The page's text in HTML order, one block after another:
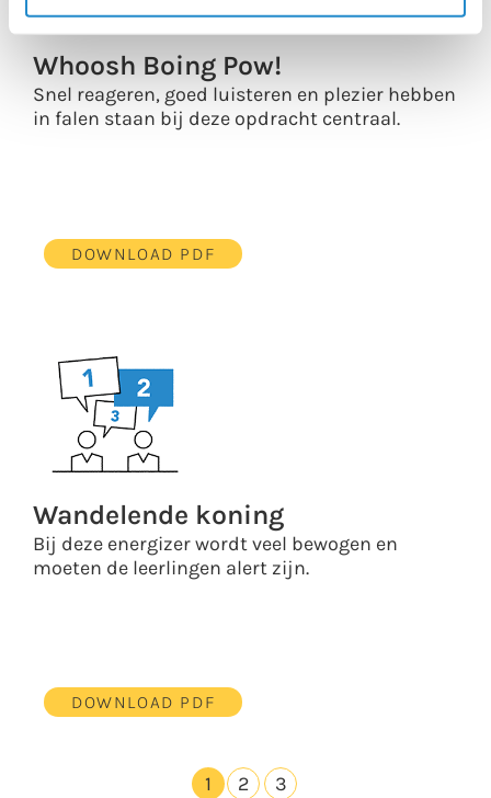
Whoosh Boing Pow!
Snel reageren, goed luisteren en plezier hebben
in falen staan bij deze opdracht centraal.
DOWNLOAD PDF
Wandelende koning
Bij deze energizer wordt veel bewogen en
moeten de leerlingen alert zijn.
DOWNLOAD PDF
1 2 3